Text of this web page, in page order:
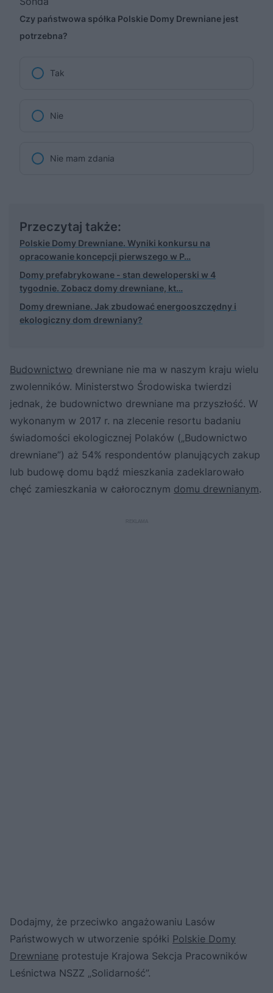
Czy państwowa spółka Polskie Domy Drewniane jest
potrzebna?
Tak
Nie
Nie mam zdania
Przeczytaj także:
Polskie Domy Drewniane. Wyniki konkursu na
opracowanie koncepcji pierwszego w P…
Domy prefabrykowane - stan deweloperski w 4
tygodnie. Zobacz domy drewniane, kt…
Domy drewniane. Jak zbudować energooszczędny i
ekologiczny dom drewniany?
Budownictwo drewniane nie ma w naszym kraju wielu
zwolenników. Ministerstwo Środowiska twierdzi
jednak, że budownictwo drewniane ma przyszłość. W
wykonanym w 2017 r. na zlecenie resortu badaniu
świadomości ekologicznej Polaków („Budownictwo
drewniane”) aż 54% respondentów planujących zakup
lub budowę domu bądź mieszkania zadeklarowało
chęć zamieszkania w całorocznym domu drewnianym.
Dodajmy, że przeciwko angażowaniu Lasów
Państwowych w utworzenie spółki Polskie Domy
Drewniane protestuje Krajowa Sekcja Pracowników
Leśnictwa NSZZ „Solidarność”.